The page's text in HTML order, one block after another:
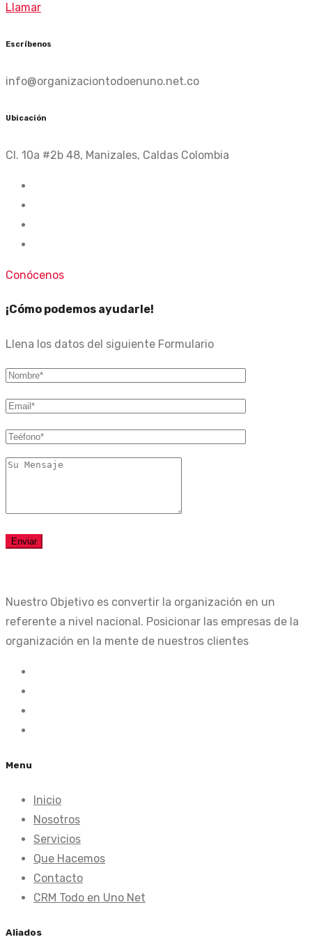
Llamar
Escríbenos
info@organizaciontodoenuno.net.co
Ubicación
Cl. 10a #2b 48, Manizales, Caldas Colombia
Conócenos
¡Cómo podemos ayudarle!
Llena los datos del siguiente Formulario
Nuestro Objetivo es convertir la organización en un
referente a nivel nacional. Posicionar las empresas de la
organización en la mente de nuestros clientes
Menu
Inicio
Nosotros
Servicios
Que Hacemos
Contacto
CRM Todo en Uno Net
Aliados